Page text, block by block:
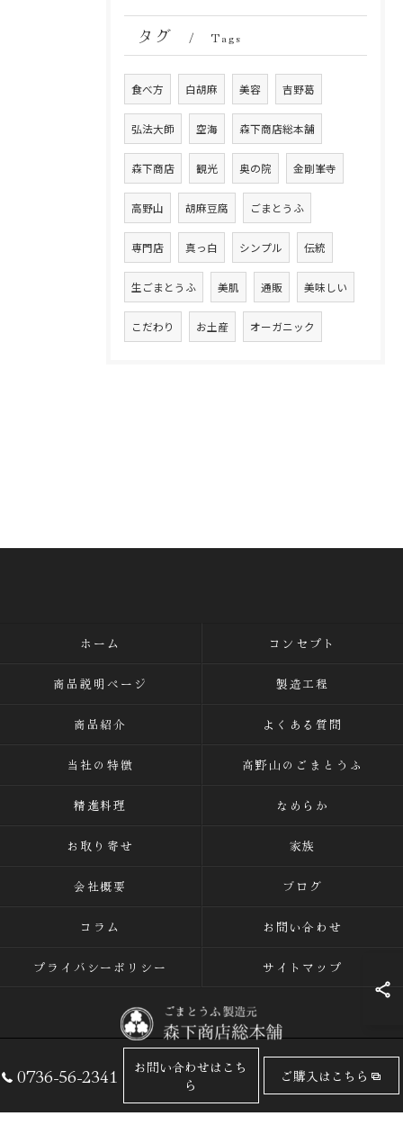
タグ Tags
食べ方 白胡麻 美容 吉野葛
弘法大師 空海 森下商店総本舗
森下商店 観光 奥の院 金剛峯寺
高野山 胡麻豆腐 ごまとうふ
専門店 真っ白 シンプル 伝統
生ごまとうふ 美肌 通販 美味しい
こだわり お土産 オーガニック
0736-56-2341
お問い合わせはこち
ら
ご購入はこちら
ホーム コンセプト
商品説明ページ 製造工程
商品紹介 よくある質問
当社の特徴 高野山のごまとうふ
精進料理 なめらか
お取り寄せ 家族
会社概要 ブログ
コラム お問い合わせ
プライバシーポリシー サイトマップ
© 2026 ごまとうふの専門店なら有限会社森下商店総本舗 ALL RIGHTS
RESERVED.